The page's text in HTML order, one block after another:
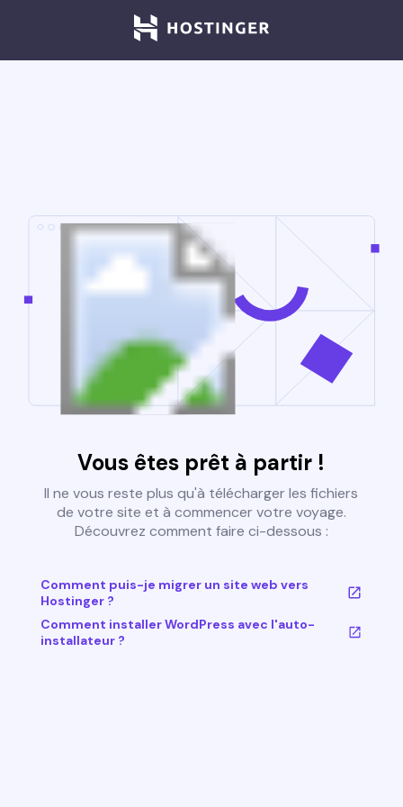
Vous êtes prêt à partir !
Il ne vous reste plus qu'à télécharger les fichiers
de votre site et à commencer votre voyage.
Découvrez comment faire ci-dessous :
Comment puis-je migrer un site web vers
Hostinger ?
Comment installer WordPress avec l'auto-
installateur ?